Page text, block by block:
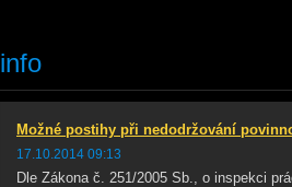
info
Možné postihy při nedodržování
17.10.2014 09:13
Dle Zákona č. 251/2005 Sb., o inspekci